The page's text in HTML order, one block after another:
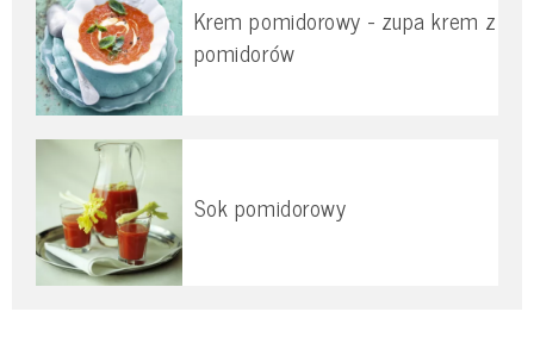
Krem pomidorowy - zupa krem z
pomidorów
Sok pomidorowy